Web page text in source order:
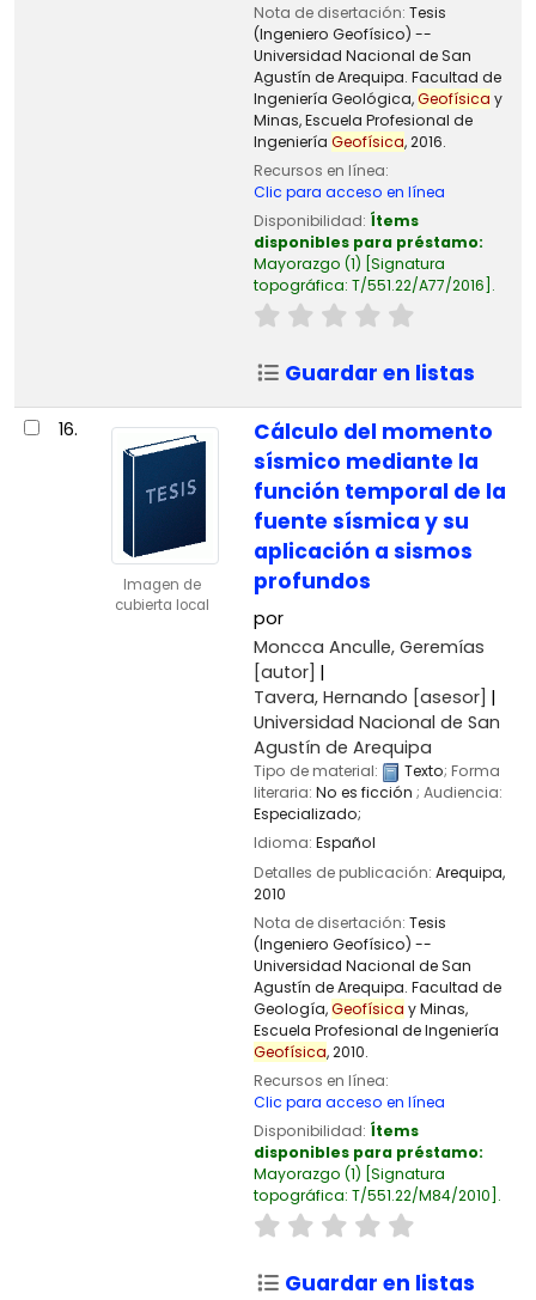
Nota de disertación: Tesis
(Ingeniero Geofísico) --
Universidad Nacional de San
Agustín de Arequipa. Facultad de
Ingeniería Geológica,Geofísica y
Minas, Escuela Profesional de
Ingeniería Geofísica, 2016.
Recursos en línea:
Clic para acceso en línea
Disponibilidad: Ítems
disponibles para préstamo:
Mayorazgo (1) Signatura
topográfica: T/551.22/A77/2016 .
Guardar en listas
16.
Imagen de
cubierta local
Cálculo del momento
sísmico mediante la
función temporal de la
fuente sísmica y su
aplicación a sismos
profundos
por
Moncca Anculle, Geremías
[autor]
Tavera, Hernando [asesor]
Universidad Nacional de San
Agustín de Arequipa
Tipo de material: Texto; Forma
literaria: No es ficción ; Audiencia:
Especializado;
Idioma: Español
Detalles de publicación: Arequipa,
2010
Nota de disertación: Tesis
(Ingeniero Geofísico) --
Universidad Nacional de San
Agustín de Arequipa. Facultad de
Geología,Geofísica y Minas,
Escuela Profesional de Ingeniería
Geofísica, 2010.
Recursos en línea:
Clic para acceso en línea
Disponibilidad: Ítems
disponibles para préstamo:
Mayorazgo (1) Signatura
topográfica: T/551.22/M84/2010 .
Guardar en listas